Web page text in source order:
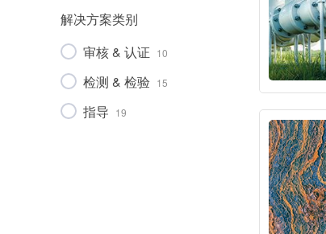
通信技术
解决方案类别
审核 & 认证 10
检测 & 检验 15
指导 19